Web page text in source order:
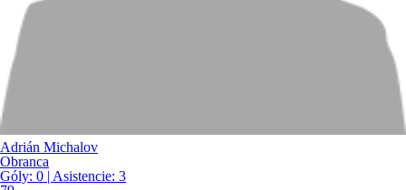
Adrián Michalov
Obranca
Góly: 0 | Asistencie: 3